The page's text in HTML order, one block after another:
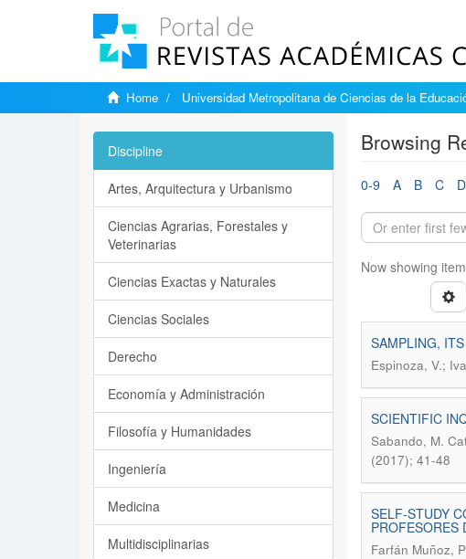
Home Universidad Metropolitana de Ciencias de la
Browsing
0-9 A B C D
Now showing
SAMPLING,
Espinoza, V.;
SCIENTIFIC
Sabando, M.
(2017); 41-48
SELF-STUDY
PROFESORES
Farfán Muñoz,
Discipline
Artes, Arquitectura y Urbanismo
Ciencias Agrarias, Forestales y
Veterinarias
Ciencias Exactas y Naturales
Ciencias Sociales
Derecho
Economía y Administración
Filosofía y Humanidades
Ingeniería
Medicina
Multidisciplinarias